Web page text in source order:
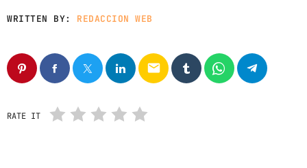
MIKE LOST
WRITTEN BY: REDACCION WEB
email
RATE IT